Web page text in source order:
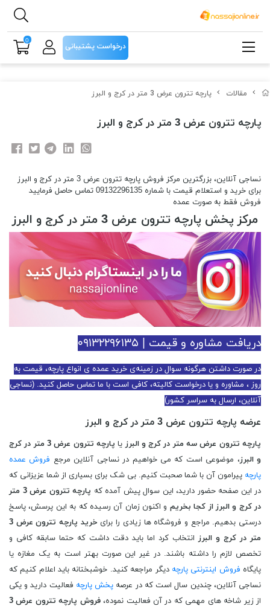
مقالات پارچه تترون عرض 3 متر در کرج و البرز
پارچه تترون عرض 3 متر در کرج و البرز
نساجی آنلاین، بزرگترین مرکز فروش پارچه تترون عرض 3 متر در کرج و البرز
برای خرید و استعلام قیمت با شماره 09132296135 تماس حاصل فرمایید
فروش فقط به صورت عمده
مرکز پخش پارچه تترون عرض 3 متر در کرج و البرز
دریافت مشاوره و قیمت | ۰۹۱۳۲۲۹۶۱۳۵
در صورت داشتن هرگونه سوال در زمینه‌ی خرید عمده ی انواع پارچه، قیمت به
روز ، مشاوره و یا درخواست کالیته، کافی است با ما تماس حاصل کنید. (نساجی
آنلاین، ارسال به سراسر کشور)
عرضه پارچه تترون عرض 3 متر در کرج و البرز
پارچه تترون عرض سه متر در کرج و البرز یا
پارچه تترون عرض 3 متر در کرج
و البرز، موضوعی است که می خواهیم در نساجی آنلاین مرجع فروش عمده
پارچه پیرامون آن با شما صحبت کنیم. بی شک برای بسیاری از شما عزیزانی که
در این صفحه حضور دارید، این سوال پیش آمده که
پارچه تترون عرض 3 متر
در کرج و البرز از کجا بخریم و اکنون زمان آن رسیده که به این پرسش، پاسخ
درستی بدهیم. مراجع و فروشگاه ها زیادی را برای
خرید پارچه تترون عرض 3
متر در کرج و البرز انتخاب کرد اما باید دقت داشت که حتما سابقه کافی و
تخصص لازم را داشته باشند. در غیر این صورت بهتر است به یک مغازه یا
پایگاه فروش اینترنتی پارچه دیگر مراجعه کنید. خوشبختانه باید اعلام کنیم که
نساجی آنلاین، چندین سال است که در عرصه پخش پارچه فعالیت دارید و یکی
از زیر شاخه های مهمی که در آن فعالیت نموده،
فروش پارچه تترون عرض 3
درخواست پشتیبانی
0